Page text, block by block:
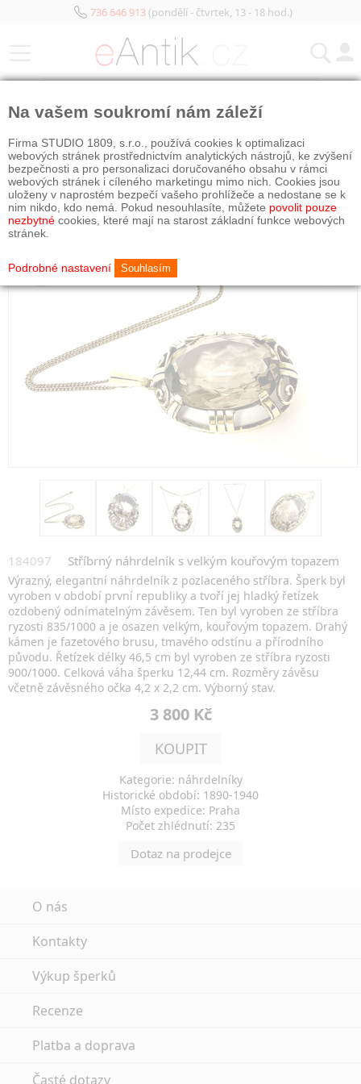
736 646 913(pondělí - čtvrtek, 13 - 18 hod.)
184097 Stříbrný náhrdelník s velkým kouřovým topazem
Výrazný, elegantní náhrdelník z pozlaceného stříbra. Šperk byl
vyroben v období první republiky a tvoří jej hladký řetízek
ozdobený odnímatelným závěsem. Ten byl vyroben ze stříbra
ryzosti 835/1000 a je osazen velkým, kouřovým topazem. Drahý
kámen je fazetového brusu, tmavého odstínu a přírodního
původu. Řetízek délky 46,5 cm byl vyroben ze stříbra ryzosti
900/1000. Celková váha šperku 12,44 cm. Rozměry závěsu
včetně závěsného očka 4,2 x 2,2 cm. Výborný stav.
3 800 Kč
KOUPIT
Kategorie: náhrdelníky
Historické období: 1890-1940
Místo expedice: Praha
Počet zhlédnutí: 235
Dotaz na prodejce
O nás
Kontakty
Výkup šperků
Recenze
Platba a doprava
Časté dotazy
Na vašem soukromí nám záleží
Firma STUDIO 1809, s.r.o., používá cookies k optimalizaci
webových stránek prostřednictvím analytických nástrojů, ke zvýšení
bezpečnosti a pro personalizaci doručovaného obsahu v rámci
webových stránek i cíleného marketingu mimo nich. Cookies jsou
uloženy v naprostém bezpečí vašeho prohlížeče a nedostane se k
nim nikdo, kdo nemá. Pokud nesouhlasíte, můžete povolit pouze
nezbytné cookies, které mají na starost základní funkce webových
stránek.
Podrobné nastavení Souhlasím